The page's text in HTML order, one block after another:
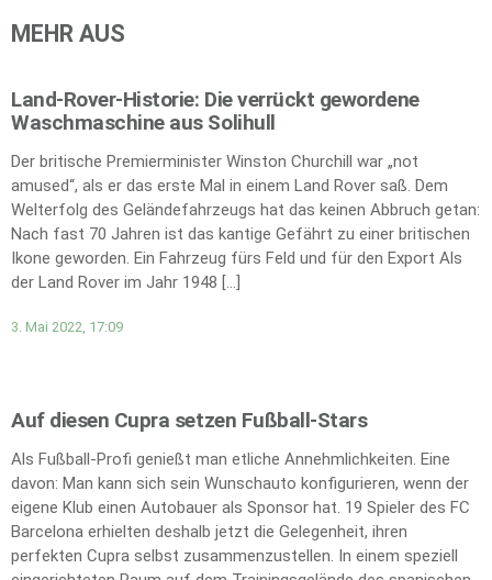
MEHR AUS
Land-Rover-Historie: Die verrückt gewordene
Waschmaschine aus Solihull
Der britische Premierminister Winston Churchill war „not
amused“, als er das erste Mal in einem Land Rover saß. Dem
Welterfolg des Geländefahrzeugs hat das keinen Abbruch getan:
Nach fast 70 Jahren ist das kantige Gefährt zu einer britischen
Ikone geworden. Ein Fahrzeug fürs Feld und für den Export Als
der Land Rover im Jahr 1948 […]
3. Mai 2022, 17:09
Auf diesen Cupra setzen Fußball-Stars
Als Fußball-Profi genießt man etliche Annehmlichkeiten. Eine
davon: Man kann sich sein Wunschauto konfigurieren, wenn der
eigene Klub einen Autobauer als Sponsor hat. 19 Spieler des FC
Barcelona erhielten deshalb jetzt die Gelegenheit, ihren
perfekten Cupra selbst zusammenzustellen. In einem speziell